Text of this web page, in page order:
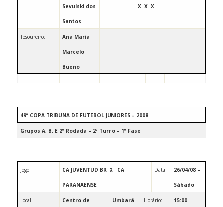
Sevulski dos
Santos
X X X
Tesoureiro: Ana Maria
Marcelo
Bueno
49º COPA TRIBUNA DE FUTEBOL JUNIORES – 2008
Grupos A, B, E 2º Rodada – 2º Turno – 1º Fase
Jogo: CA JUVENTUD BR X CA
PARANAENSE
Data: 26/04/08 –
Sábado
Local: Centro de Umbará Horário: 15:00